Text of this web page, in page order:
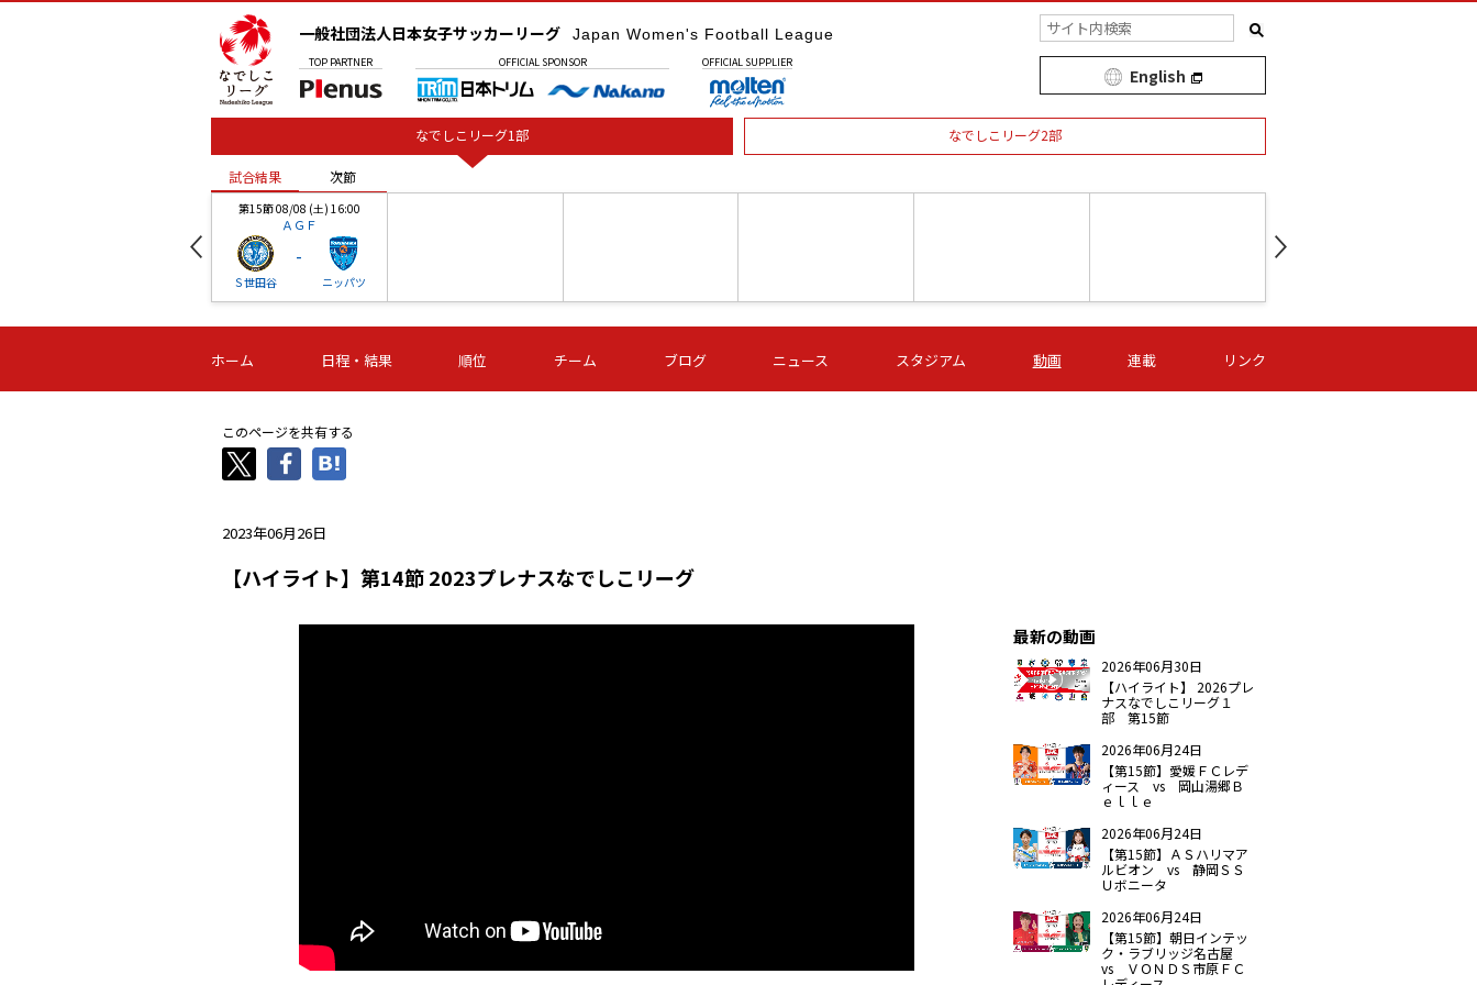
一般社団法人日本女子サッカーリーグ Japan Women's Football League
TOP PARTNER OFFICIAL SPONSOR OFFICIAL SUPPLIER
English
なでしこリーグ1部 なでしこリーグ2部
試合結果 次節
第15節 08/08 (土) 16:00
ＡＧＦ
Ｓ世田谷
-
ニッパツ
-
第16節 09/05 (土) 15:00
ニッパツ
ニッパツ
-
名古屋
第16節 09/05 (土) 15:00
石人の星
-
第16節 09/05 (土) 16:00
ＡＧＦ
-
いちご
-
第16節 09/06 (日) 15:00
-
第16節 09/06 (日) 15:00
- -
試合結果 次節
ホーム 日程・結果 順位 チーム ブログ ニュース スタジアム 動画 連載 リンク
このページを共有する
2023年06月26日
【ハイライト】第14節 2023プレナスなでしこリーグ
最新の動画
2026年06月30日
【ハイライト】 2026プレ
ナスなでしこリーグ１
部 第15節
2026年06月24日
【第15節】愛媛ＦＣレデ
ィース vs 岡山湯郷Ｂ
ｅｌｌｅ
2026年06月24日
【第15節】ＡＳハリマア
ルビオン vs 静岡ＳＳ
Ｕボニータ
2026年06月24日
【第15節】朝日インテッ
ク・ラブリッジ名古屋
vs ＶＯＮＤＳ市原ＦＣ